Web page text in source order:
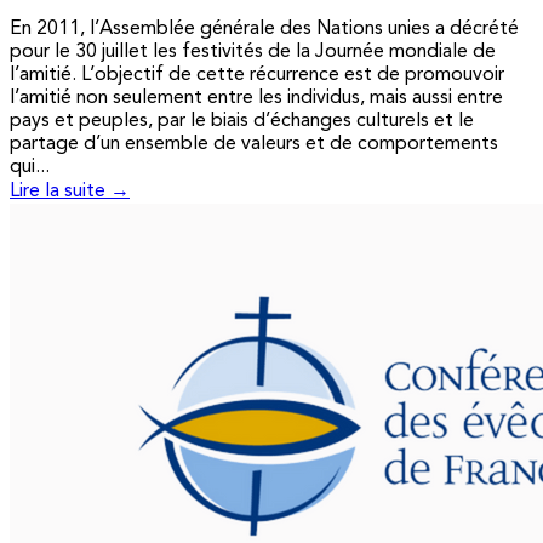
En 2011, l’Assemblée générale des Nations unies a décrété
pour le 30 juillet les festivités de la Journée mondiale de
l’amitié. L’objectif de cette récurrence est de promouvoir
l’amitié non seulement entre les individus, mais aussi entre
pays et peuples, par le biais d’échanges culturels et le
partage d’un ensemble de valeurs et de comportements
qui...
Lire la suite →